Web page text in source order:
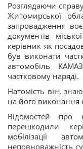
Розглядаючи
Житомирської
запровадження
документів
керівник як
був виконати
автомобіль
частковому наряді.
Натомість він,
на його виконання
Відомостей про
перешкодили
мобілізації
неповноважність